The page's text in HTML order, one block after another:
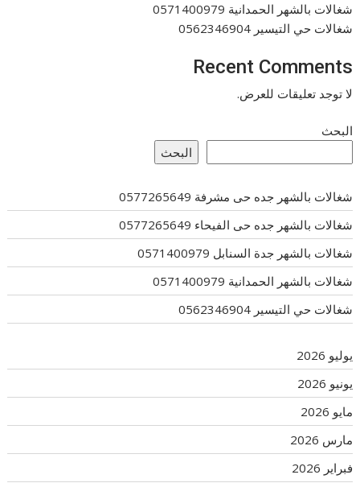
شغالات بالشهر الحمدانية 0571400979
شغالات حي التيسير 0562346904
Recent Comments
لا توجد تعليقات للعرض.
البحث
البحث
شغالات بالشهر جده حى مشرفة 0577265649
شغالات بالشهر جده حى الفيحاء 0577265649
شغالات بالشهر جدة السنابل 0571400979
شغالات بالشهر الحمدانية 0571400979
شغالات حي التيسير 0562346904
يوليو 2026
يونيو 2026
مايو 2026
مارس 2026
فبراير 2026